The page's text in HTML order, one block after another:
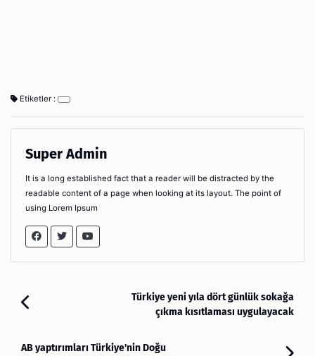
Etiketler :
Super Admin
It is a long established fact that a reader will be distracted by the
readable content of a page when looking at its layout. The point of
using Lorem Ipsum
Türkiye yeni yıla dört günlük sokağa
çıkma kısıtlaması uygulayacak
AB yaptırımları Türkiye'nin Doğu